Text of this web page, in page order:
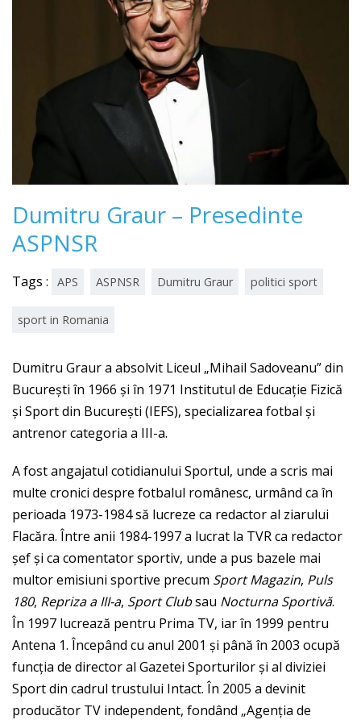
Dumitru Graur – Presedinte
ASPNSR
Tags : APS ASPNSR Dumitru Graur politici sport
sport in Romania
Dumitru Graur a absolvit Liceul „Mihail Sadoveanu” din
București în 1966 și în 1971 Institutul de Educație Fizică
și Sport din București (IEFS), specializarea fotbal și
antrenor categoria a III-a.
A fost angajatul cotidianului Sportul, unde a scris mai
multe cronici despre fotbalul românesc, urmând ca în
perioada 1973-1984 să lucreze ca redactor al ziarului
Flacăra. Între anii 1984-1997 a lucrat la TVR ca redactor
șef și ca comentator sportiv, unde a pus bazele mai
multor emisiuni sportive precum Sport Magazin, Puls
180, Repriza a III-a, Sport Clubsau Nocturna Sportivă.
În 1997 lucrează pentru Prima TV, iar în 1999 pentru
Antena 1. Începând cu anul 2001 și până în 2003 ocupă
funcția de director al Gazetei Sporturilor și al diviziei
Sport din cadrul trustului Intact. În 2005 a devinit
producător TV independent, fondând „Agenția de